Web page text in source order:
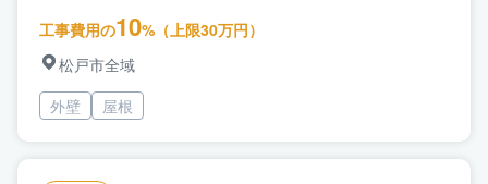
工事費用の10%（上限30万円）
松戸市全域
外壁
屋根